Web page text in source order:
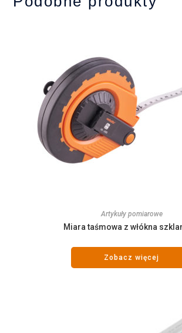
Artykuły pomiarowe
Miara taśmowa z włókna
Zobacz więcej